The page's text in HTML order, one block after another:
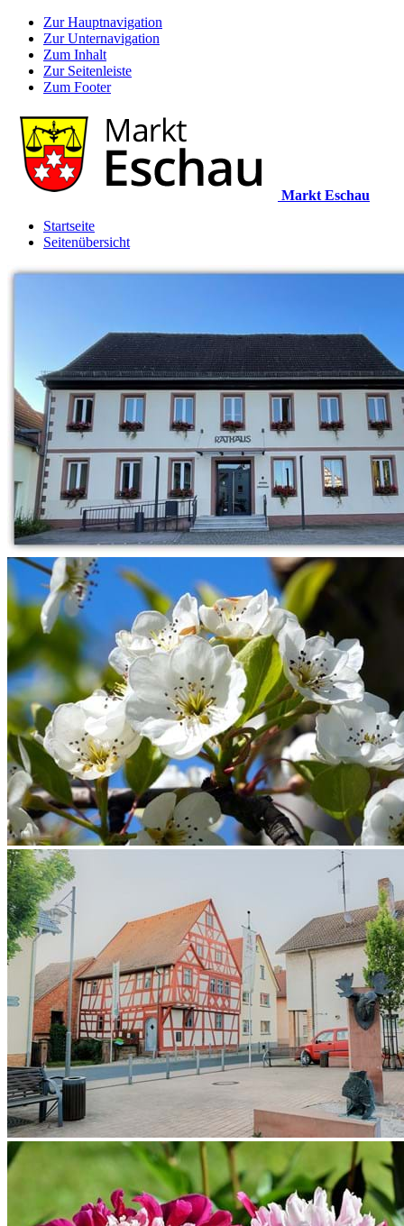
Zur Hauptnavigation
Zur Unternavigation
Zum Inhalt
Zur Seitenleiste
Zum Footer
Markt Eschau
Startseite
Seitenübersicht